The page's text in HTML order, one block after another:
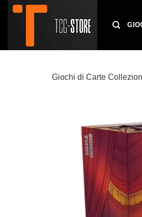
Salta
Giochi di Carte